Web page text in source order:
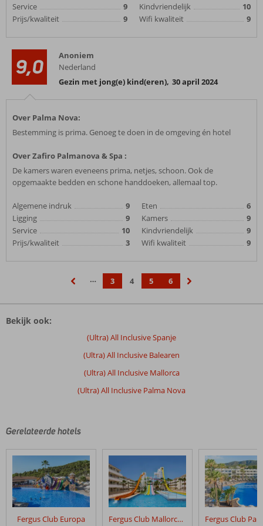
Service
9
Prijs/kwaliteit
9
Kindvriendelijk
10
Wifi kwaliteit
9
9,0
Anoniem
Nederland
Gezin met jong(e) kind(eren), 30 april 2024
Over Palma Nova:
Bestemming is prima. Genoeg te doen in de omgeving én hotel
Over Zafiro Palmanova & Spa :
De kamers waren eveneens prima, netjes, schoon. Ook de
opgemaakte bedden en schone handdoeken, allemaal top.
Algemene indruk
9
Ligging
9
Service
10
Prijs/kwaliteit
3
Eten
6
Kamers
9
Kindvriendelijk
9
Wifi kwaliteit
9
… 3 4 5
6
Bekijk ook:
(Ultra) All Inclusive Spanje
(Ultra) All Inclusive Balearen
(Ultra) All Inclusive Mallorca
(Ultra) All Inclusive Palma Nova
Gerelateerde hotels
Fergus Club Europa Fergus Club Mallorca Waterpark